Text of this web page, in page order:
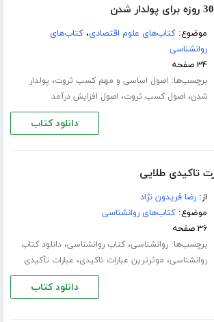
موضوع:کتاب‌های علوم اقتصادی،کتاب‌های
روانشناسی
۳۴ صفحه
برچسب‌ها: اصول اساسی و مهم کسب ثروت، پولدار
شدن، اصول کسب ثروت، اصول افزایش درآمد
دانلود کتاب
از:رضا فریدون نژاد
موضوع:کتاب‌های روانشناسی
۳۶ صفحه
برچسب‌ها:روانشناسی،کتاب روانشناسی،دانلود کتاب
روانشناسی، موثرترین عبارات تاکیدی، عبارات تأکیدی
دانلود کتاب